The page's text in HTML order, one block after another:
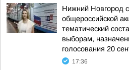
Нижний Новгород
общероссийской
тематический
выборам,
голосования 20
17:36